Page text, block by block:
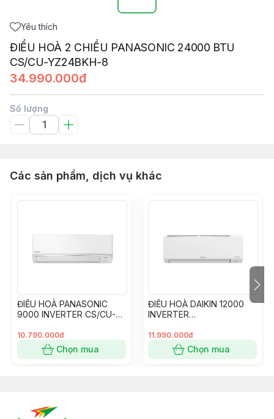
Yêu thích
ĐIỀU HOÀ 2 CHIỀU PANASONIC 24000 BTU
CS/CU-YZ24BKH-8
34.990.000đ
Số lượng
Các sản phẩm, dịch vụ khác
ĐIỀU HOÀ PANASONIC
9000 INVERTER CS/CU-
10.790.000đ
Chọn mua
ĐIỀU HOÀ DAIKIN 12000
INVERTER
V
11.990.000đ
Chọn mua